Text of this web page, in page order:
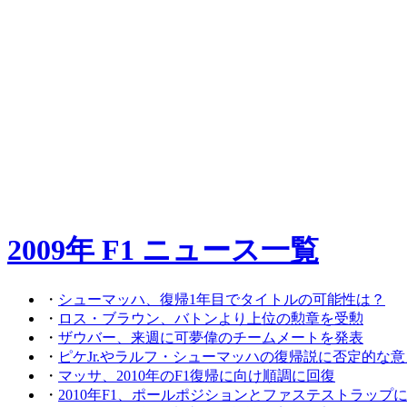
2009年 F1 ニュース一覧
・ シューマッハ、復帰1年目でタイトルの可能性は？
・ ロス・ブラウン、バトンより上位の勲章を受勲
・ ザウバー、来週に可夢偉のチームメートを発表
・ ピケJr.やラルフ・シューマッハの復帰説に否定的な
・ マッサ、2010年のF1復帰に向け順調に回復
・ 2010年F1、ポールポジションとファステストラップ